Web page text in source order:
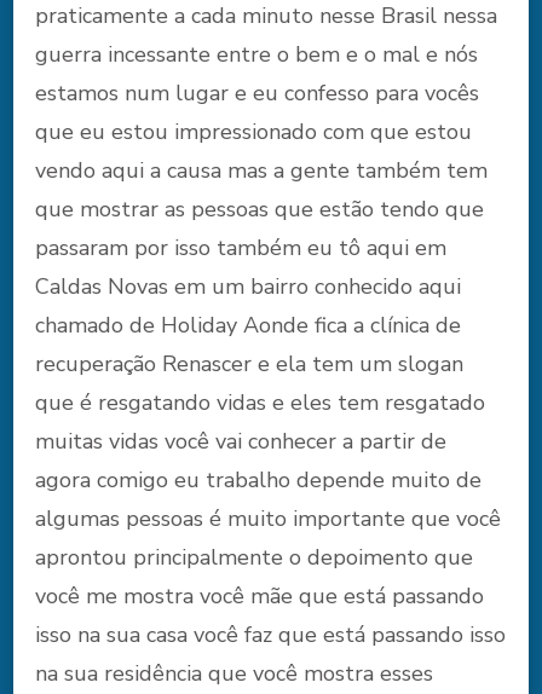
praticamente a cada minuto nesse Brasil nessa
guerra incessante entre o bem e o mal e nós
estamos num lugar e eu confesso para vocês
que eu estou impressionado com que estou
vendo aqui a causa mas a gente também tem
que mostrar as pessoas que estão tendo que
passaram por isso também eu tô aqui em
Caldas Novas em um bairro conhecido aqui
chamado de Holiday Aonde fica a clínica de
recuperação Renascer e ela tem um slogan
que é resgatando vidas e eles tem resgatado
muitas vidas você vai conhecer a partir de
agora comigo eu trabalho depende muito de
algumas pessoas é muito importante que você
aprontou principalmente o depoimento que
você me mostra você mãe que está passando
isso na sua casa você faz que está passando isso
na sua residência que você mostra esses